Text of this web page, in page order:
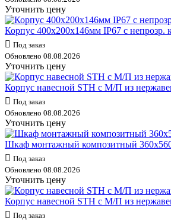
Уточнить цену
Корпус 400х200х146мм IP67 с
Под заказ
Обновлено 08.08.2026
Уточнить цену
Корпус навесной STH с М/П из
Под заказ
Обновлено 08.08.2026
Уточнить цену
Шкаф монтажный композитный
Под заказ
Обновлено 08.08.2026
Уточнить цену
Корпус навесной STH с М/П из
Под заказ